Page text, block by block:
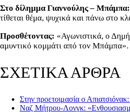
Στο δίλημμα Γιαννούλης – Μπάμπα:
τίθεται θέμα, ψυχικά και πάνω στο
Προσθέτοντας: «Αγωνιστικά, ο
αμυντικό κομμάτι από τον Μπάμπα».
ΣΧΕΤΙΚΑ ΑΡΘΡΑ
Στην προετοιμασία ο
Ναζ Μήτρου-Λονγκ: